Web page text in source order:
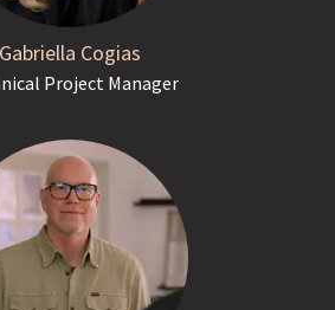
Gabriella Cogias
Project Manager